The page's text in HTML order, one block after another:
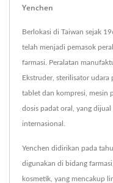
Yenchen
Berlokasi di Taiwan sejak
telah menjadi pemasok
farmasi. Peralatan
Ekstruder, sterilisator udara
tablet dan kompresi, mesin
dosis padat oral, yang
internasional.
Yenchen didirikan pada
digunakan di bidang
kosmetik, yang mencakup